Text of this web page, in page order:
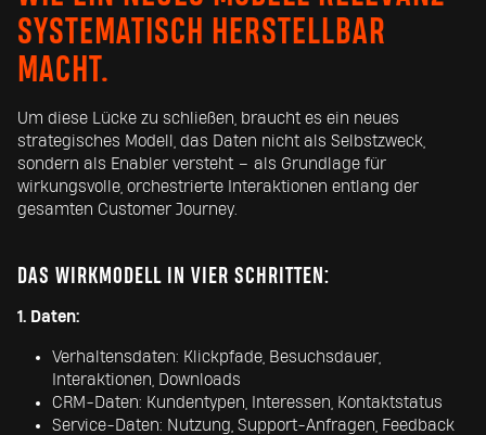
SYSTEMATISCH HERSTELLBAR
MACHT.
Um diese Lücke zu schließen, braucht es ein neues
strategisches Modell, das Daten nicht als Selbstzweck,
sondern als Enabler versteht – als Grundlage für
wirkungsvolle, orchestrierte Interaktionen entlang der
gesamten Customer Journey.
DAS WIRKMODELL IN VIER SCHRITTEN:
1. Daten:
Verhaltensdaten: Klickpfade, Besuchsdauer,
Interaktionen, Downloads
CRM-Daten: Kundentypen, Interessen, Kontaktstatus
Service-Daten: Nutzung, Support-Anfragen, Feedback